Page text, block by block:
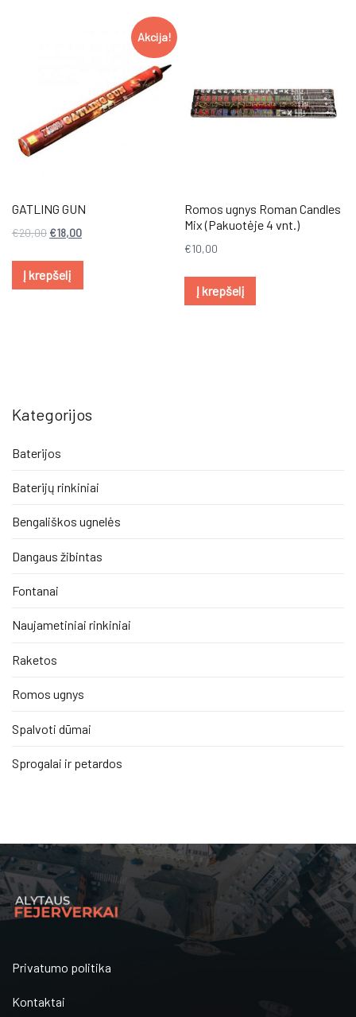
Akcija!
GATLING GUN
€20,00 €18,00
Į krepšelį
Romos ugnys Roman Candles
Mix (Pakuotėje 4 vnt.)
€10,00
Į krepšelį
Kategorijos
Baterijos
Baterijų rinkiniai
Bengališkos ugnelės
Dangaus žibintas
Fontanai
Naujametiniai rinkiniai
Raketos
Romos ugnys
Spalvoti dūmai
Sprogalai ir petardos
Privatumo politika
Kontaktai